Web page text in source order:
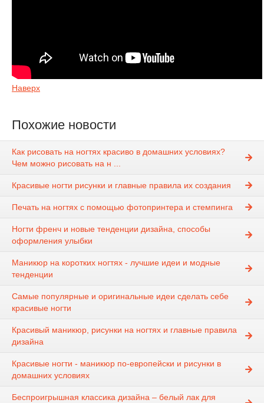
Наверх
Похожие новости
Как рисовать на ногтях красиво в домашних условиях?
Чем можно рисовать на н ...
Красивые ногти рисунки и главные правила их создания
Печать на ногтях с помощью фотопринтера и стемпинга
Ногти френч и новые тенденции дизайна, способы
оформления улыбки
Маникюр на коротких ногтях - лучшие идеи и модные
тенденции
Самые популярные и оригинальные идеи сделать себе
красивые ногти
Красивый маникюр, рисунки на ногтях и главные правила
дизайна
Красивые ногти - маникюр по-европейски и рисунки в
домашних условиях
Беспроигрышная классика дизайна – белый лак для